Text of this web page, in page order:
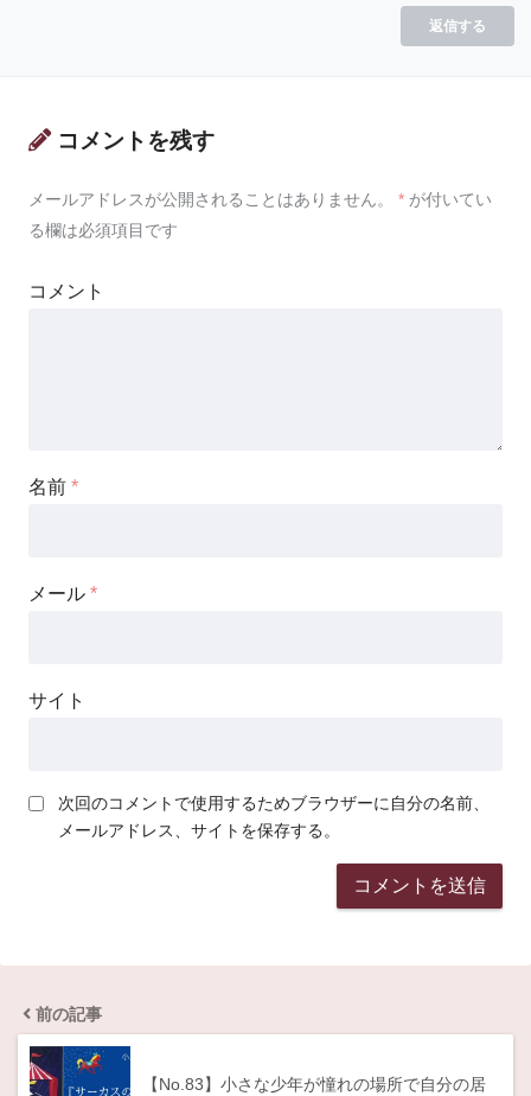
返信する
コメントを残す
メールアドレスが公開されることはありません。 * が付いてい
る欄は必須項目です
コメント
名前 *
メール *
サイト
次回のコメントで使用するためブラウザーに自分の名前、
メールアドレス、サイトを保存する。
前の記事
【No.83】小さな少年が憧れの場所で自分の居